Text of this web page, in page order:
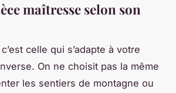
maîtresse selon son
celle qui s’adapte à votre
On ne choisit pas la même
les sentiers de montagne ou